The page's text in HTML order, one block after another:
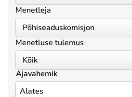
Menetleja
Menetluse tulemus
Ajavahemik
Alates